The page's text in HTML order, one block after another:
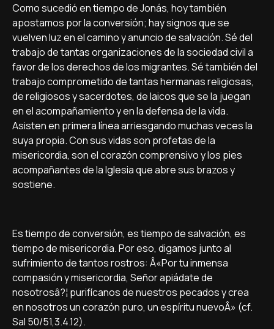
Como sucedió en tiempo de Jonás, hoy también
apostamos por la conversión; hay signos que se
vuelven luz en el camino y anuncio de salvación. Sé del
trabajo de tantas organizaciones de la sociedad civil a
favor de los derechos de los migrantes. Sé también del
trabajo comprometido de tantas hermanas religiosas,
de religiosos y sacerdotes, de laicos que se la juegan
en el acompañamiento y en la defensa de la vida.
Asisten en primera lí­nea arriesgando muchas veces la
suya propia. Con sus vidas son profetas de la
misericordia, son el corazón comprensivo y los pies
acompañantes de la Iglesia que abre sus brazos y
sostiene.
Es tiempo de conversión, es tiempo de salvación, es
tiempo de misericordia. Por eso, digamos junto al
sufrimiento de tantos rostros: Â«Por tu inmensa
compasión y misericordia, Señor apiádate de
nosotrosâ?¦ purifí­canos de nuestros pecados y crea
en nosotros un corazón puro, un espí­ritu nuevoÂ» (cf.
Sal 50/51,3.4.12).